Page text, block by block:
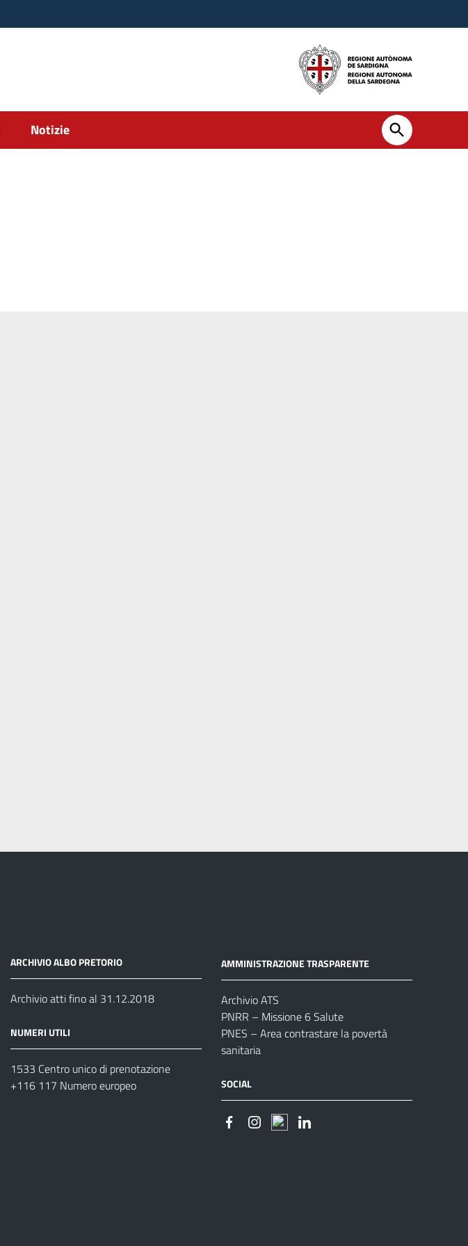
Notizie
ARCHIVIO ALBO PRETORIO
Archivio atti fino al 31.12.2018
NUMERI UTILI
1533 Centro unico di prenotazione
+116 117 Numero europeo
AMMINISTRAZIONE TRASPARENTE
Archivio ATS
PNRR – Missione 6 Salute
PNES – Area contrastare la povertà
sanitaria
SOCIAL